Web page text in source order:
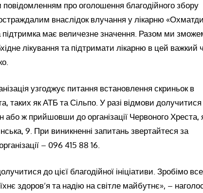
про оголошення благодійного збору
внаслідок влучання у лікарню
має величезне значення. Разом ми
лікування та підтримати лікарню в цей важкий
узгоджує питання встановлення скриньок в
таких як АТБ та Сільпо. У разі відмови
ж прийшовши до організації Червоного Хреста,
9. При виникненні запитань звертайтеся за
– 096 415 88 16.
до цієї благодійної ініціативи. Зробімо все
здоров’я та надію на світле майбутнє», –